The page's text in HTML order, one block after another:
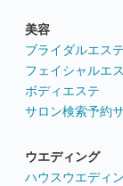
美容
ブライダルエス
フェイシャルエ
ボディエステ
サロン検索予約
ウエディング
ハウスウエディ